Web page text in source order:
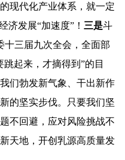
现代化产业体系，就一定
济发展“加速度”！ 三是斗
十三届九次全会，全面部
起来，才摘得到”的目
们勃发新气象、干出新作
的坚实步伐。只要我们坚
不回避，应对风险挑战不
天地，开创乳源高质量发